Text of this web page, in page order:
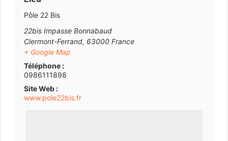
Pôle 22 Bis
22bis Impasse Bonnabaud
Clermont-Ferrand, 63000 France
+ Google Map
Téléphone :
0986111898
Site Web :
www.pole22bis.fr